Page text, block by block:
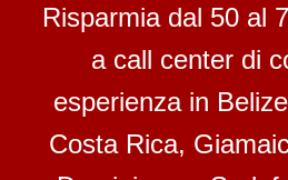
Risparmia dal 50 al
a call center di
esperienza in
Costa Rica,